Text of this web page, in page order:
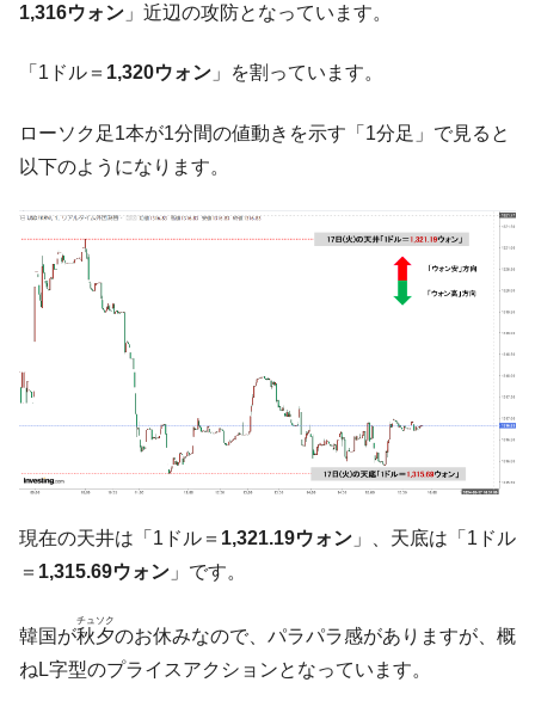
『Money1』
中国だけが鉄鋼輸出を異常増加させる ⇒ 中
『Money1』
韓国製造業「半導体絶好調」のウラで他業
『Money1』
【米韓激突案件】韓国消費者院が『クーパ
ン』1人当たり賠償10万ウォンを認定 ⇒ 総額3兆7,000億
『Money1』 韓国で猛暑。南東部では干ばつ
『Money1』
韓国型イージス搭載の次世代駆逐艦
「KDDX」1番艦、2032年竣工と公示
『Money1』
に韓国がいっちょがみしたのでは。
韓国政府『BYD』車への補助金を全廃 ⇒ 実
は韓国で『BYD』車は売れている。6カ月で対前年同期比
『Money1』
在韓米国大使スティールが着韓！⇒ さっそ
ドを掲げる「在韓反米勢力」
『Money1』
韓国政府「2035年までに18.4GW規模のAIデ
『Money1』
JPモルガン「韓国レバレッジETFの清算は
ほぼ終わった」
1,316ウォン 」近辺の攻防となっています。
「1ドル＝ 1,320ウォン 」を割っています。
ローソク足1本が1分間の値動きを示す「1分足」で見ると
以下のようになります。
現在の天井は「1ドル＝ 1,321.19ウォン 」、天底は「1ドル
＝ 1,315.69ウォン 」です。
韓国が秋夕
チュソク
のお休みなので、パラパラ感がありますが、概
ねL字型のプライスアクションとなっています。